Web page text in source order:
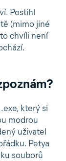
Postihl
(mimo jiné
chvíli není
který si
modrou
uživatel
Petya
souborů